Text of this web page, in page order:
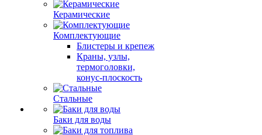
Керамические
Комплектующие
Блистеры и крепеж
Краны, узлы,
термоголовки,
конус-плоскость
Стальные
Баки для воды